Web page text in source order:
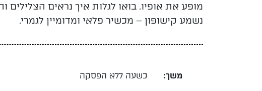
מופע את אופיו. בואו לגלות איך נראים הצלילים
נשמע קישופון – מכשיר פלאי ומדומיין לגמרי.
משך: כשעה ללא הפסקה